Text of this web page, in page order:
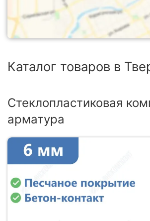
Каталог товаров в
Стеклопластиковая
арматура